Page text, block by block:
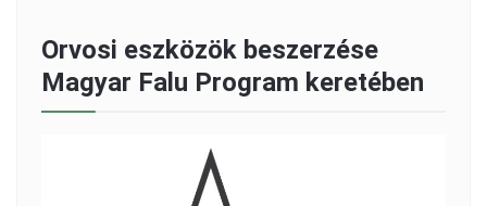
Orvosi eszközök beszerzése
Magyar Falu Program keretében